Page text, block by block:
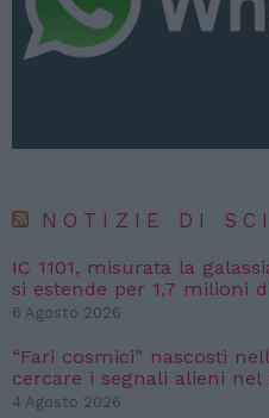
NOTIZIE DI
IC 1101, misurata la
si estende per 1,7 milioni
6 Agosto 2026
“Fari cosmici” nascosti
cercare i segnali alieni nel
4 Agosto 2026